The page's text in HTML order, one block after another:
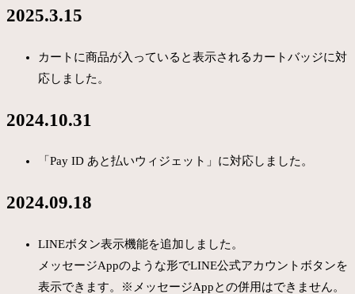
2025.3.15
カートに商品が入っていると表示されるカートバッジに対
応しました。
2024.10.31
「Pay ID あと払いウィジェット」に対応しました。
2024.09.18
LINEボタン表示機能を追加しました。
メッセージAppのような形でLINE公式アカウントボタンを
表示できます。※メッセージAppとの併用はできません。